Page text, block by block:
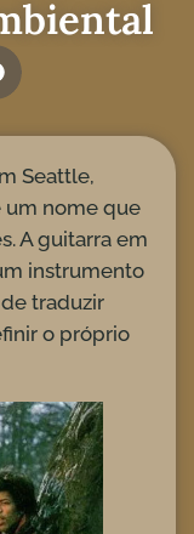
Seattle,
um nome que
A guitarra em
instrumento
traduzir
o próprio